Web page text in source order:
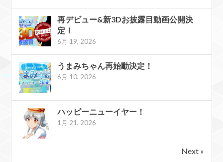
再デビュー&新3Dお披露目動画公開決
定！
6月 19, 2026
うまみちゃん再始動決定！
6月 10, 2026
ハッピーニューイヤー！
1月 21, 2026
Next »